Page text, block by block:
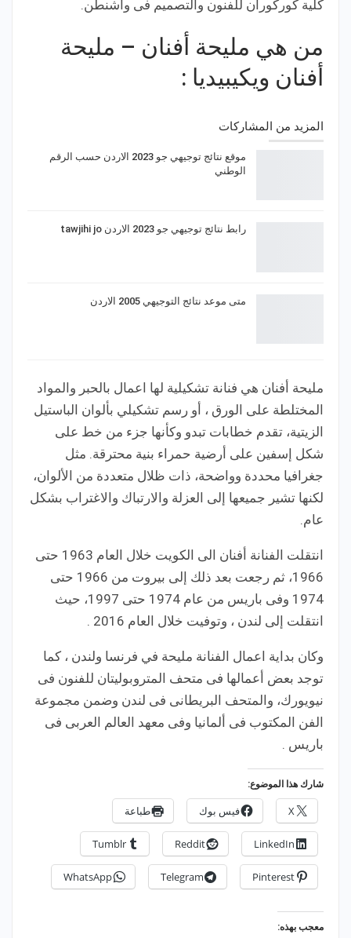
كلية كوركوران للفنون والتصميم فى واشنطن.
من هي مليحة أفنان – مليحة
أفنان ويكيبيديا :
المزيد من المشاركات
موقع نتائج توجيهي جو 2023 الاردن حسب الرقم
الوطني
رابط نتائج توجيهي جو 2023 الاردن tawjihi jo
متى موعد نتائج التوجيهي 2005 الاردن
مليحة أفنان هي فنانة تشكيلية لها اعمال بالحبر والمواد
المختلطة على الورق ، أو رسم تشكيلي بألوان الباستيل
الزيتية، تقدم خطابات تبدو وكأنها جزء من خط على
شكل إسفين على أرضية حمراء بنية محترقة. مثل
جغرافيا محددة وواضحة، ذات ظلال متعددة من الألوان،
لكنها تشير جميعها إلى العزلة والارتباك والاغتراب بشكل
عام.
انتقلت الفنانة أفنان الى الكويت خلال العام 1963 حتى
1966، ثم رجعت بعد ذلك إلى بيروت من 1966 حتى
1974 وفى باريس من عام 1974 حتى 1997، حيث
انتقلت إلى لندن ، وتوفيت خلال العام 2016 .
وكان بداية اعمال الفنانة مليحة في فرنسا ولندن ، كما
توجد بعض أعمالها فى متحف المتروبوليتان للفنون فى
نيويورك، والمتحف البريطانى فى لندن وضمن مجموعة
الفن المكتوب فى ألمانيا وفى معهد العالم العربى فى
باريس .
شارك هذا الموضوع:
X فيس بوك طباعة
LinkedIn
Reddit
Tumblr
Pinterest
Telegram
WhatsApp
معجب بهذه: